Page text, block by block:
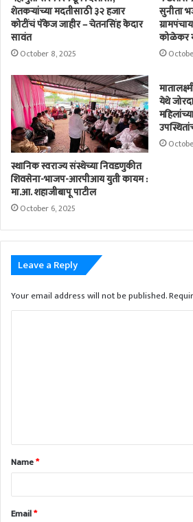
शेतकऱ्यांच्या मदतीसाठी ३२ हजार
कोटींचं पॅकेज जाहीर – चेतनसिंह केदार
सावंत
October 8, 2025
सुनीता
कोळेकर
स्थानिक स्वराज्य संस्थेच्या निवडणुकीत
शिवसेना-भाजप-आरपीआय युती कायम :
मा.आ. शहाजीबापू पाटील
October 6, 2025
येथे
Leave a Reply
Your email address will not be published.
Name*
Email*